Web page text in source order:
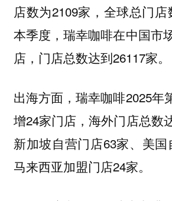
店数为2109家， 全球总门店
本季度，瑞幸咖啡在中国市
店，门店总数达到26117家。
出海方面，瑞幸咖啡2025年
增24家门店，海外门店总数
新加坡自营门店63家、美国
马来西亚加盟门店24家。